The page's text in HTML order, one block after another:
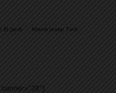
El Jardí Maria Josep Tort